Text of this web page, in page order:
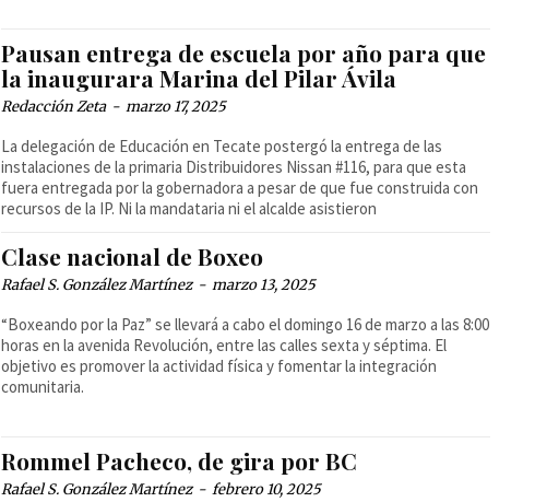
Pausan entrega de escuela por año para que
la inaugurara Marina del Pilar Ávila
Redacción Zeta - marzo 17, 2025
La delegación de Educación en Tecate postergó la entrega de las
instalaciones de la primaria Distribuidores Nissan #116, para que esta
fuera entregada por la gobernadora a pesar de que fue construida con
recursos de la IP. Ni la mandataria ni el alcalde asistieron
Clase nacional de Boxeo
Rafael S. González Martínez - marzo 13, 2025
“Boxeando por la Paz” se llevará a cabo el domingo 16 de marzo a las 8:00
horas en la avenida Revolución, entre las calles sexta y séptima. El
objetivo es promover la actividad física y fomentar la integración
comunitaria.
Rommel Pacheco, de gira por BC
Rafael S. González Martínez - febrero 10, 2025